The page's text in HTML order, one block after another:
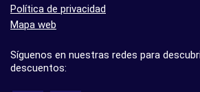
Política de privacidad
Mapa web
Síguenos en nuestras redes para
descuentos: